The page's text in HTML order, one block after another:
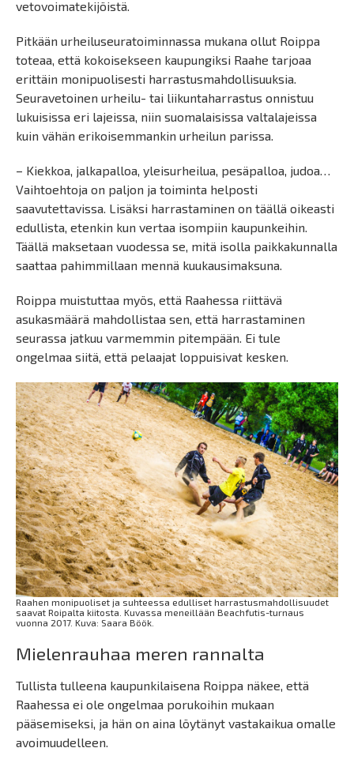
vetovoimatekijöistä.
Pitkään urheiluseuratoiminnassa mukana ollut Roippa
toteaa, että kokoisekseen kaupungiksi Raahe tarjoaa
erittäin monipuolisesti harrastusmahdollisuuksia.
Seuravetoinen urheilu- tai liikuntaharrastus onnistuu
lukuisissa eri lajeissa, niin suomalaisissa valtalajeissa
kuin vähän erikoisemmankin urheilun parissa.
– Kiekkoa, jalkapalloa, yleisurheilua, pesäpalloa, judoa…
Vaihtoehtoja on paljon ja toiminta helposti
saavutettavissa. Lisäksi harrastaminen on täällä oikeasti
edullista, etenkin kun vertaa isompiin kaupunkeihin.
Täällä maksetaan vuodessa se, mitä isolla paikkakunnalla
saattaa pahimmillaan mennä kuukausimaksuna.
Roippa muistuttaa myös, että Raahessa riittävä
asukasmäärä mahdollistaa sen, että harrastaminen
seurassa jatkuu varmemmin pitempään. Ei tule
ongelmaa siitä, että pelaajat loppuisivat kesken.
Raahen monipuoliset ja suhteessa edulliset harrastusmahdollisuudet
saavat Roipalta kiitosta. Kuvassa meneillään Beachfutis-turnaus
vuonna 2017. Kuva: Saara Böök.
Mielenrauhaa meren rannalta
Tullista tulleena kaupunkilaisena Roippa näkee, että
Raahessa ei ole ongelmaa porukoihin mukaan
pääsemiseksi, ja hän on aina löytänyt vastakaikua omalle
avoimuudelleen.